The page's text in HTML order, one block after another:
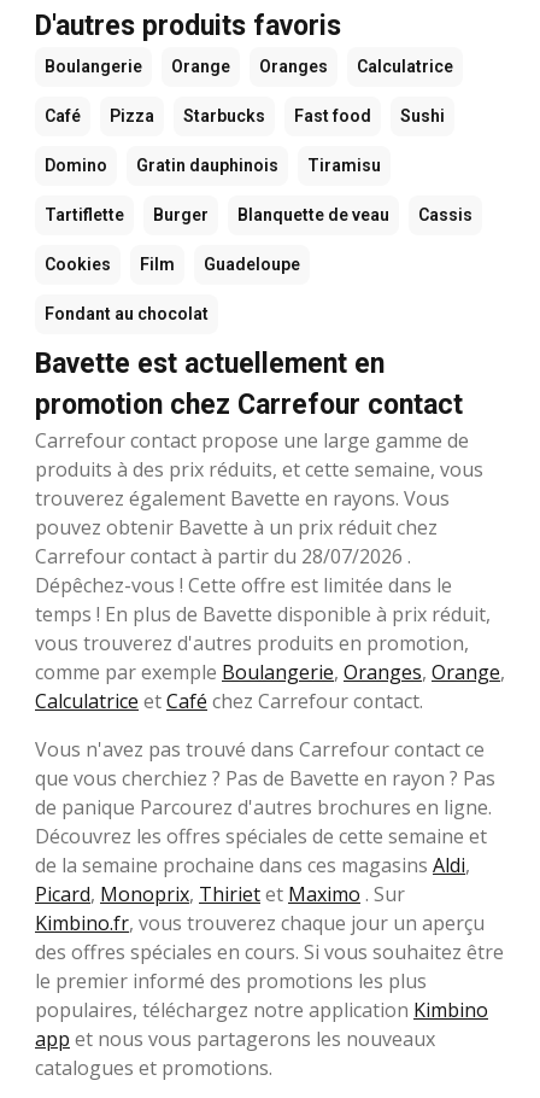
D'autres produits favoris
Boulangerie Orange Oranges Calculatrice
Café Pizza Starbucks Fast food Sushi
Domino Gratin dauphinois Tiramisu
Tartiflette Burger Blanquette de veau Cassis
Cookies Film Guadeloupe
Fondant au chocolat
Bavette est actuellement en
promotion chez Carrefour contact
Carrefour contact propose une large gamme de
produits à des prix réduits, et cette semaine, vous
trouverez également Bavette en rayons. Vous
pouvez obtenir Bavette à un prix réduit chez
Carrefour contact à partir du 28/07/2026 .
Dépêchez-vous ! Cette offre est limitée dans le
temps ! En plus de Bavette disponible à prix réduit,
vous trouverez d'autres produits en promotion,
comme par exemple Boulangerie, Oranges, Orange,
Calculatrice etCafé chez Carrefour contact.
Vous n'avez pas trouvé dans Carrefour contact ce
que vous cherchiez ? Pas de Bavette en rayon ? Pas
de panique Parcourez d'autres brochures en ligne.
Découvrez les offres spéciales de cette semaine et
de la semaine prochaine dans ces magasins Aldi,
Picard, Monoprix, Thirietet Maximo . Sur
Kimbino.fr, vous trouverez chaque jour un aperçu
des offres spéciales en cours. Si vous souhaitez être
le premier informé des promotions les plus
populaires, téléchargez notre application Kimbino
app et nous vous partagerons les nouveaux
catalogues et promotions.